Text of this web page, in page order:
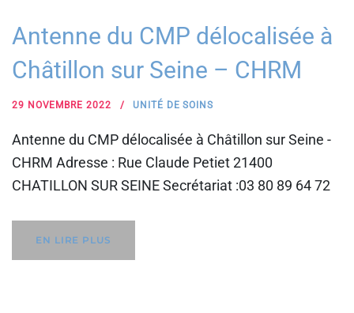
Antenne du CMP délocalisée à
Châtillon sur Seine – CHRM
29 NOVEMBRE 2022 UNITÉ DE SOINS
Antenne du CMP délocalisée à Châtillon sur Seine -
CHRM Adresse : Rue Claude Petiet 21400
CHATILLON SUR SEINE Secrétariat :03 80 89 64 72
EN LIRE PLUS